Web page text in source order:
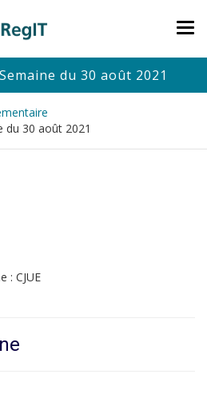
du 30 août 2021
du 30 août 2021
: CJUE